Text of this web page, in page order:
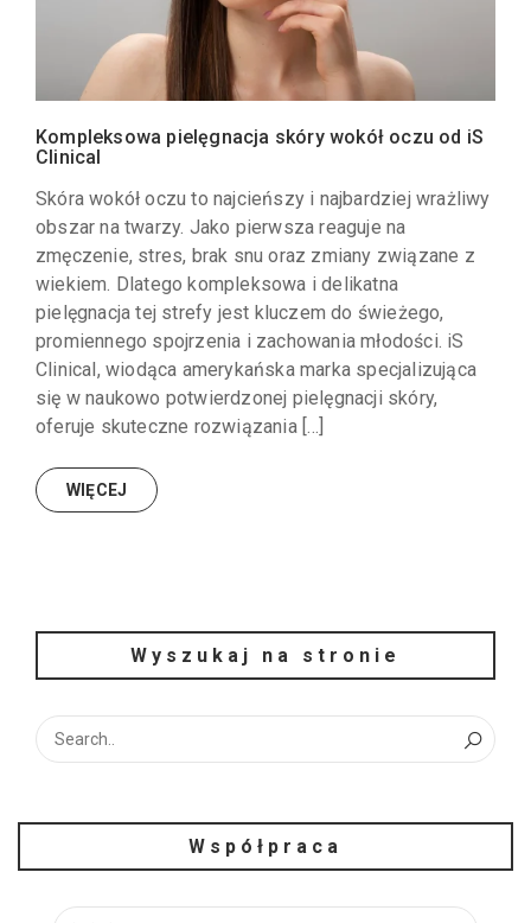
Kompleksowa pielęgnacja skóry wokół oczu od iS
Clinical
Skóra wokół oczu to najcieńszy i najbardziej wrażliwy
obszar na twarzy. Jako pierwsza reaguje na
zmęczenie, stres, brak snu oraz zmiany związane z
wiekiem. Dlatego kompleksowa i delikatna
pielęgnacja tej strefy jest kluczem do świeżego,
promiennego spojrzenia i zachowania młodości. iS
Clinical, wiodąca amerykańska marka specjalizująca
się w naukowo potwierdzonej pielęgnacji skóry,
oferuje skuteczne rozwiązania […]
WIĘCEJ
Wyszukaj na stronie
Współpraca